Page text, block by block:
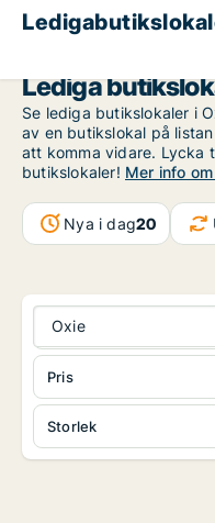
Lediga
Se lediga butikslokaler i
av en butikslokal på
att komma vidare. Lycka
butikslokaler! Mer info
Nya i dag20
Oxie
Storlek
Pris